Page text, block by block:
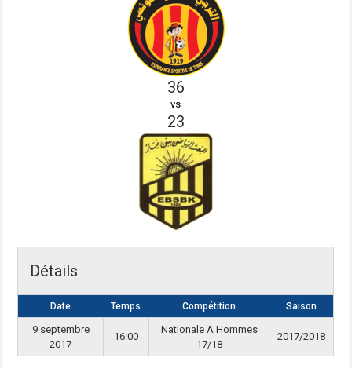
36
vs
23
Détails
Date Temps Compétition Saison
9 septembre
2017
16:00
Nationale A Hommes
17/18
2017/2018